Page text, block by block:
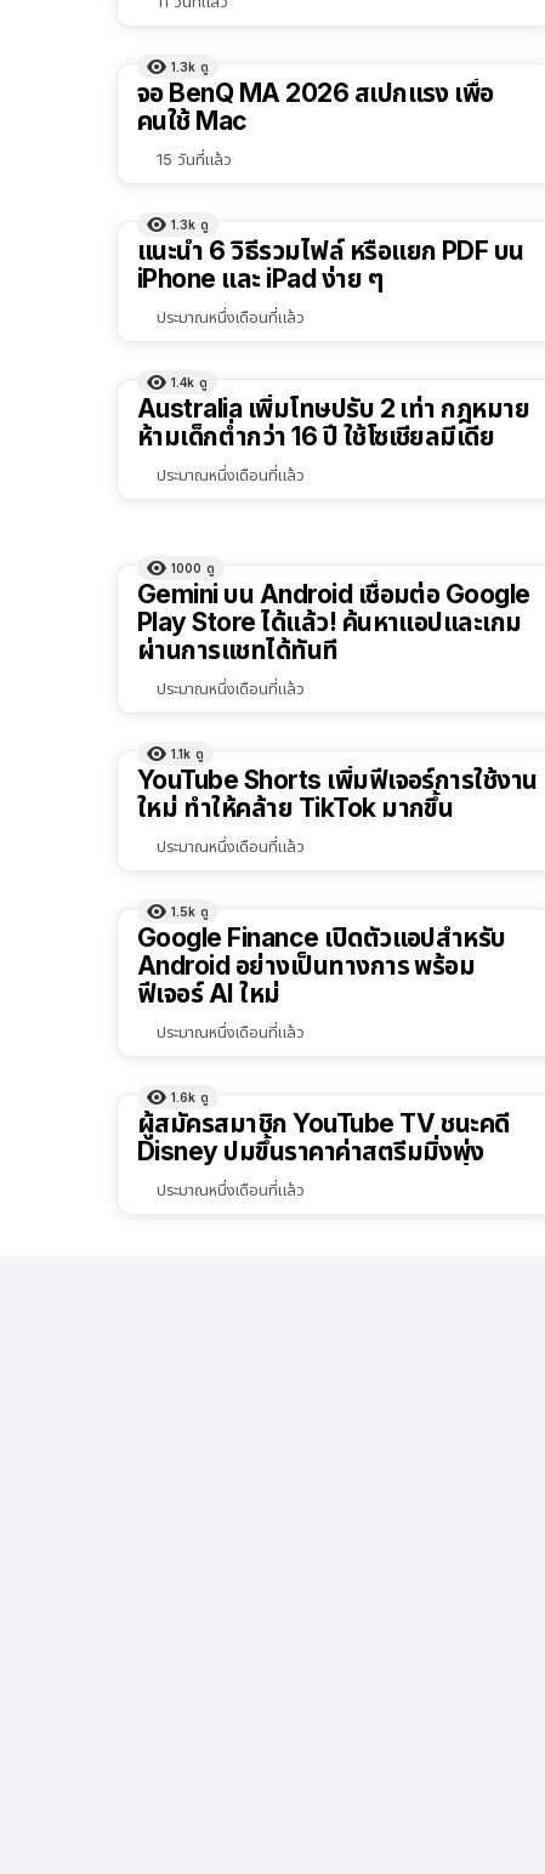
1.3k ดู
จอ BenQ MA 2026 สเปกแรง เพื่อ
คนใช้ Mac
15 วันที่แล้ว
1.3k ดู
แนะนำ 6 วิธีรวมไฟล์ หรือแยก PDF บน
iPhone และ iPad ง่าย ๆ
ประมาณหนึ่งเดือนที่แล้ว
1.4k ดู
Australia เพิ่มโทษปรับ 2 เท่า กฎหมาย
ห้ามเด็กต่ำกว่า 16 ปี ใช้โซเชียลมีเดีย
ประมาณหนึ่งเดือนที่แล้ว
1000 ดู
Gemini บน Android เชื่อมต่อ Google
Play Store ได้แล้ว! ค้นหาแอปและเกม
ผ่านการแชทได้ทันที
ประมาณหนึ่งเดือนที่แล้ว
1.1k ดู
YouTube Shorts เพิ่มฟีเจอร์การใช้งาน
ใหม่ ทำให้คล้าย TikTok มากขึ้น
ประมาณหนึ่งเดือนที่แล้ว
1.5k ดู
Google Finance เปิดตัวแอปสำหรับ
Android อย่างเป็นทางการ พร้อม
ฟีเจอร์ AI ใหม่
ประมาณหนึ่งเดือนที่แล้ว
1.6k ดู
ผู้สมัครสมาชิก YouTube TV ชนะคดี
Disney ปมขึ้นราคาค่าสตรีมมิ่งพุ่ง
ประมาณหนึ่งเดือนที่แล้ว